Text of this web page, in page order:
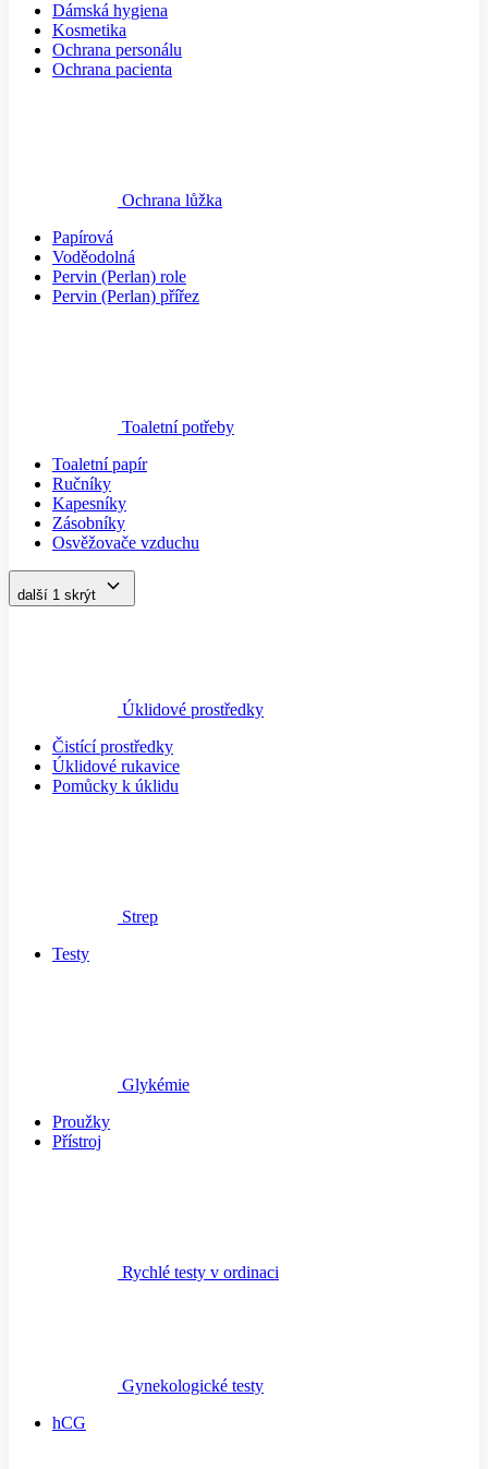
Dámská hygiena
Kosmetika
Ochrana personálu
Ochrana pacienta
Ochrana lůžka
Papírová
Voděodolná
Pervin (Perlan) role
Pervin (Perlan) přířez
Toaletní potřeby
Toaletní papír
Ručníky
Kapesníky
Zásobníky
Osvěžovače vzduchu
další 1 skrýt
Úklidové prostředky
Čistící prostředky
Úklidové rukavice
Pomůcky k úklidu
Strep
Testy
Glykémie
Proužky
Přístroj
Rychlé testy v ordinaci
Gynekologické testy
hCG